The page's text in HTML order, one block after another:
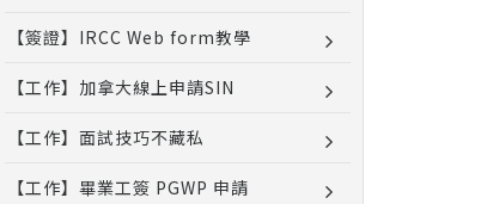
【簽證】IRCC Web form教學
【工作】加拿大線上申請SIN
【工作】面試技巧不藏私
【工作】畢業工簽 PGWP 申請